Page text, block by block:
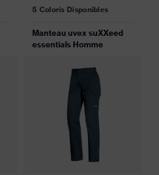
5 Coloris Disponibles
Manteau uvex suXXeed
essentials Homme